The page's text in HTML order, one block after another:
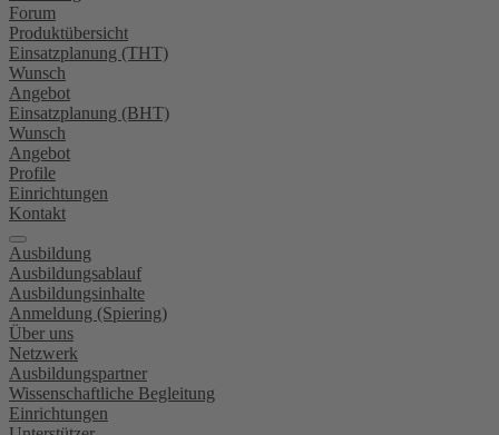
Forum
Produktübersicht
Einsatzplanung (THT)
Wunsch
Angebot
Einsatzplanung (BHT)
Wunsch
Angebot
Profile
Einrichtungen
Kontakt
Ausbildung
Ausbildungsablauf
Ausbildungsinhalte
Anmeldung (Spiering)
Über uns
Netzwerk
Ausbildungspartner
Wissenschaftliche Begleitung
Einrichtungen